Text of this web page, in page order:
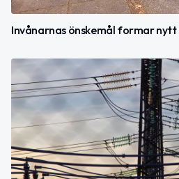
Invånarnas önskemål formar